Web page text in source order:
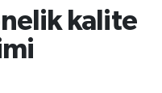
kalite